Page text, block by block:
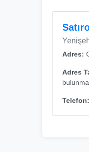
Adres:
Adres
Telefon: